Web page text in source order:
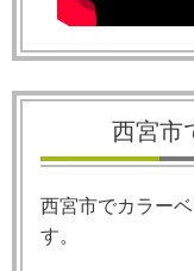
西宮市
西宮市でカラー
す。